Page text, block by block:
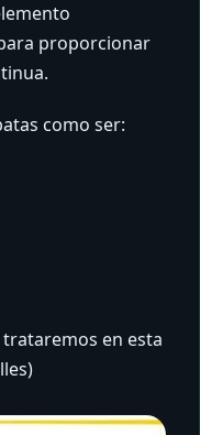
proporcionar
como ser:
en esta